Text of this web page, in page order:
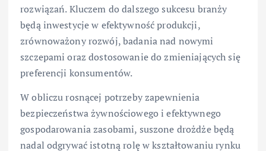
rozwiązań. Kluczem do dalszego sukcesu branży
będą inwestycje w efektywność produkcji,
zrównoważony rozwój, badania nad nowymi
szczepami oraz dostosowanie do zmieniających się
preferencji konsumentów.
W obliczu rosnącej potrzeby zapewnienia
bezpieczeństwa żywnościowego i efektywnego
gospodarowania zasobami, suszone drożdże będą
nadal odgrywać istotną rolę w kształtowaniu rynku